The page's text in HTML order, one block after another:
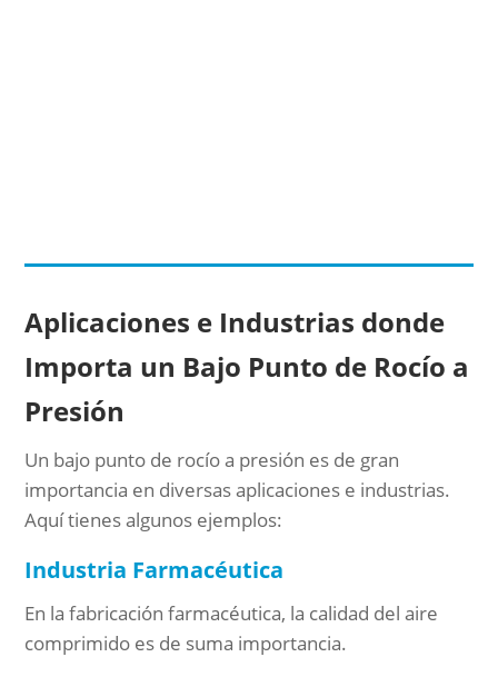
Aplicaciones e Industrias donde
Importa un Bajo Punto de Rocío a
Presión
Un bajo punto de rocío a presión es de gran
importancia en diversas aplicaciones e industrias.
Aquí tienes algunos ejemplos:
Industria Farmacéutica
En la fabricación farmacéutica, la calidad del aire
comprimido es de suma importancia.